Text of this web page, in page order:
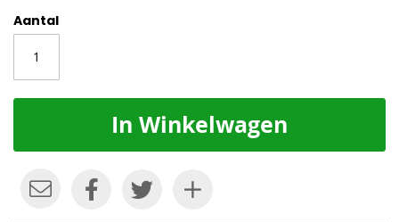
Aantal
In Winkelwagen